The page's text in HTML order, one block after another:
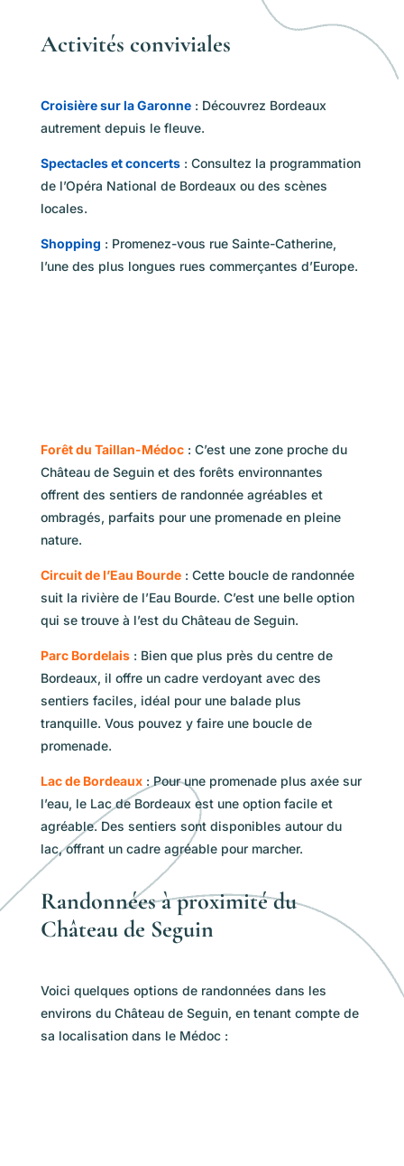
Activités conviviales
Croisière sur la Garonne: Découvrez Bordeaux
autrement depuis le fleuve.
Spectacles et concerts: Consultez la programmation
de l’Opéra National de Bordeaux ou des scènes
locales.
Shopping : Promenez-vous rue Sainte-Catherine,
l’une des plus longues rues commerçantes d’Europe.
Forêt du Taillan-Médoc: C’est une zone proche du
Château de Seguin et des forêts environnantes
offrent des sentiers de randonnée agréables et
ombragés, parfaits pour une promenade en pleine
nature.
Circuit de l’Eau Bourde: Cette boucle de randonnée
suit la rivière de l’Eau Bourde. C’est une belle option
qui se trouve à l’est du Château de Seguin.
Parc Bordelais: Bien que plus près du centre de
Bordeaux, il offre un cadre verdoyant avec des
sentiers faciles, idéal pour une balade plus
tranquille. Vous pouvez y faire une boucle de
promenade.
Lac de Bordeaux: Pour une promenade plus axée sur
l’eau, le Lac de Bordeaux est une option facile et
agréable. Des sentiers sont disponibles autour du
lac, offrant un cadre agréable pour marcher.
Randonnées à proximité du
Château de Seguin
Voici quelques options de randonnées dans les
environs du Château de Seguin, en tenant compte de
sa localisation dans le Médoc :